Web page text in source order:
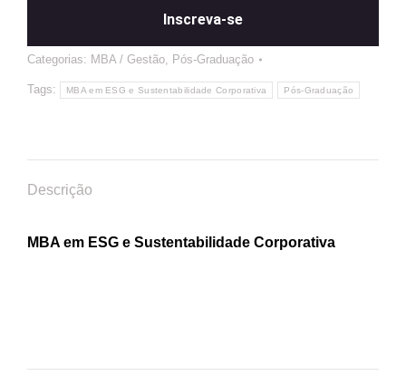
Inscreva-se
Categorias: MBA / Gestão, Pós-Graduação
Tags: MBA em ESG e Sustentabilidade Corporativa Pós-Graduação
Descrição
MBA em ESG e Sustentabilidade Corporativa